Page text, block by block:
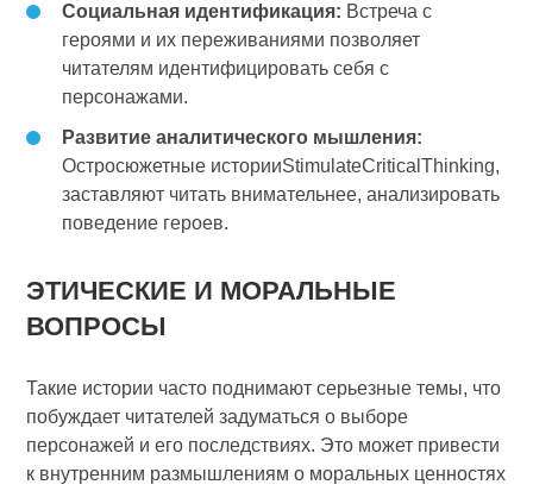
Социальная идентификация: Встреча с
героями и их переживаниями позволяет
читателям идентифицировать себя с
персонажами.
Развитие аналитического мышления:
Остросюжетные историиStimulateCriticalThinking,
заставляют читать внимательнее, анализировать
поведение героев.
ЭТИЧЕСКИЕ И МОРАЛЬНЫЕ
ВОПРОСЫ
Такие истории часто поднимают серьезные темы, что
побуждает читателей задуматься о выборе
персонажей и его последствиях. Это может привести
к внутренним размышлениям о моральных ценностях